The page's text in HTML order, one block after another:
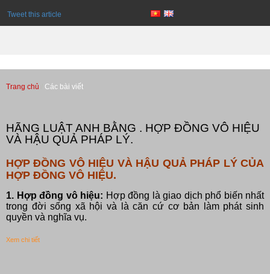
Tweet this article
Trang chủ Các bài viết
HÃNG LUẬT ANH BẰNG . HỢP ĐỒNG VÔ HIỆU
VÀ HẬU QUẢ PHÁP LÝ.
HỢP ĐỒNG VÔ HIỆU VÀ HẬU QUẢ PHÁP LÝ CỦA
HỢP ĐỒNG VÔ HIỆU.
1. Hợp đồng vô hiệu: Hợp đồng là giao dịch phổ biến nhất
trong đời sống xã hội và là căn cứ cơ bản làm phát sinh
quyền và nghĩa vụ.
Xem chi tiết